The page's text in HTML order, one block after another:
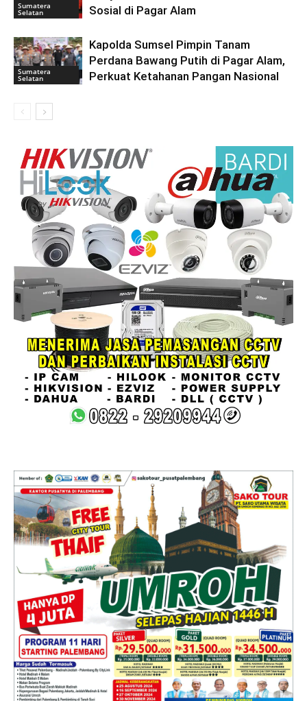
Sumatera
Selatan
Sosial di Pagar Alam
Sumatera
Selatan
Kapolda Sumsel Pimpin Tanam
Perdana Bawang Putih di Pagar Alam,
Perkuat Ketahanan Pangan Nasional